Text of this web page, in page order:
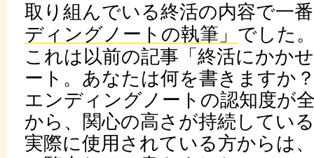
取り組んでいる終活の内容で一
ディングノートの執筆」 でした
これは以前の記事「終活にかか
ート。あなたは何を書きますか
エンディングノートの認知度が
から、関心の高さが持続してい
実際に使用されている方からは